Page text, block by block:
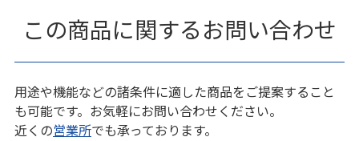
この商品に関するお問い合わせ
用途や機能などの諸条件に適した商品をご提案すること
も可能です。お気軽にお問い合わせください。
近くの営業所でも承っております。